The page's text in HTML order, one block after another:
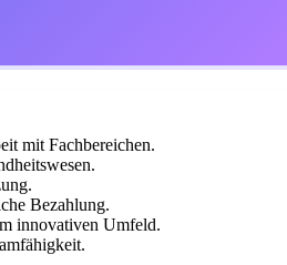
mit Fachbereichen.
Bezahlung.
innovativen Umfeld.